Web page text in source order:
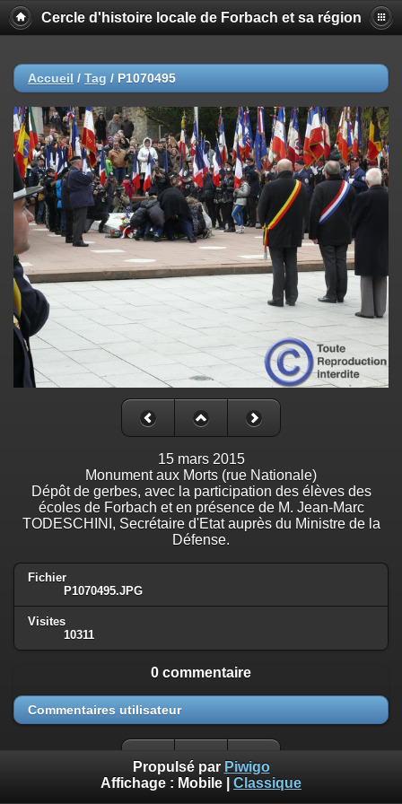
Cercle d'histoire locale de Forbach et sa région
Accueil / Tag / P1070495
15 mars 2015
Monument aux Morts (rue Nationale)
Dépôt de gerbes, avec la participation des élèves des
écoles de Forbach et en présence de M. Jean-Marc
TODESCHINI, Secrétaire d'Etat auprès du Ministre de la
Défense.
Fichier
P1070495.JPG
Visites
10311
0 commentaire
Commentaires utilisateur
Propulsé par Piwigo
Affichage : Mobile Classique